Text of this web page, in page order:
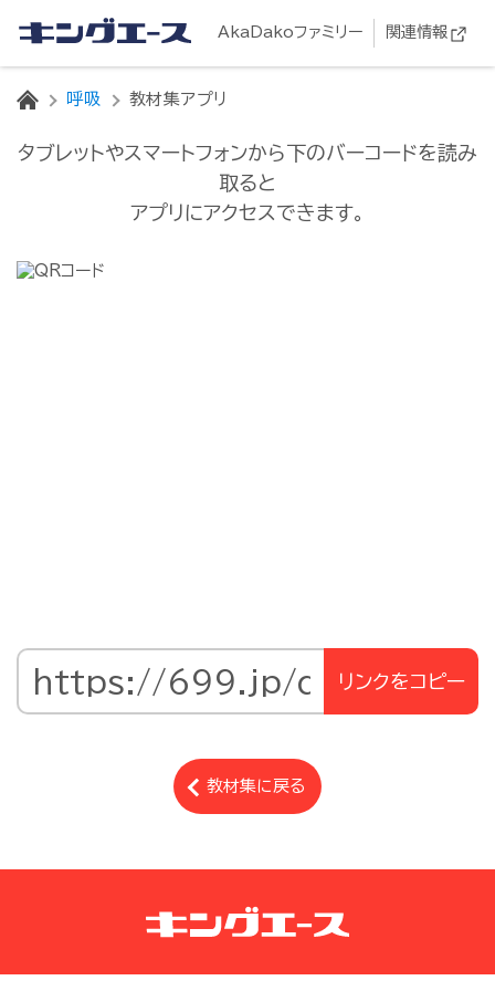
AkaDakoファミリー 関連情報
HOME
呼吸 教材集アプリ
タブレットやスマートフォンから下のバーコードを読み
取ると
アプリにアクセスできます。
リンクをコピー
教材集に戻る